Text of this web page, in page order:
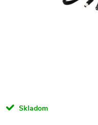
Skladom